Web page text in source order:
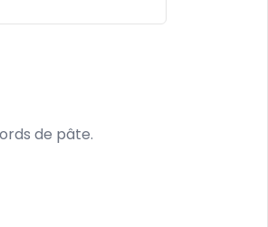
de pâte.